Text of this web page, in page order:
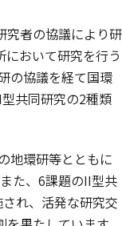
究者の協議により研
おいて研究を行う
の協議を経て国環
共同研究の2種類
地環研等とともに
た、6課題のII型共
れ、活発な研究交